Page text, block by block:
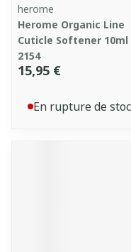
herome
Herome Organic Line
Cuticle Softener 10ml
2154
15,95 €
En rupture de